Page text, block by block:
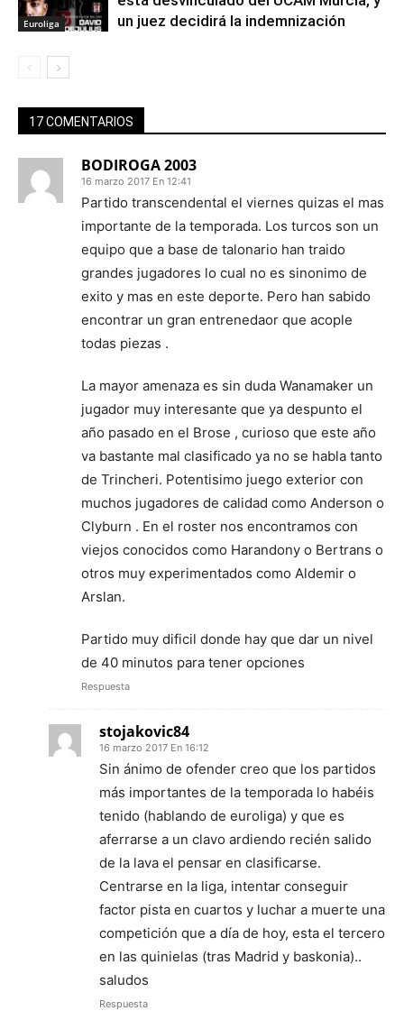
Euroliga
un juez decidirá la indemnización
17 COMENTARIOS
BODIROGA 2003
16 marzo 2017 En 12:41
Partido transcendental el viernes quizas el mas
importante de la temporada. Los turcos son un
equipo que a base de talonario han traido
grandes jugadores lo cual no es sinonimo de
exito y mas en este deporte. Pero han sabido
encontrar un gran entrenedaor que acople
todas piezas .
La mayor amenaza es sin duda Wanamaker un
jugador muy interesante que ya despunto el
año pasado en el Brose , curioso que este año
va bastante mal clasificado ya no se habla tanto
de Trincheri. Potentisimo juego exterior con
muchos jugadores de calidad como Anderson o
Clyburn . En el roster nos encontramos con
viejos conocidos como Harandony o Bertrans o
otros muy experimentados como Aldemir o
Arslan.
Partido muy dificil donde hay que dar un nivel
de 40 minutos para tener opciones
Respuesta
stojakovic84
16 marzo 2017 En 16:12
Sin ánimo de ofender creo que los partidos
más importantes de la temporada lo habéis
tenido (hablando de euroliga) y que es
aferrarse a un clavo ardiendo recién salido
de la lava el pensar en clasificarse.
Centrarse en la liga, intentar conseguir
factor pista en cuartos y luchar a muerte una
competición que a día de hoy, esta el tercero
en las quinielas (tras Madrid y baskonia)..
saludos
Respuesta